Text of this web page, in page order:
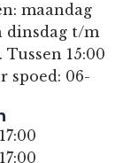
maandag
dinsdag t/m
15:00
spoed: 06-